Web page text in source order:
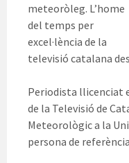
meteoròleg. L’home
del temps per
excel·lència de la
televisió catalana
Periodista llicenciat
de la Televisió de
Meteorològic a la
persona de